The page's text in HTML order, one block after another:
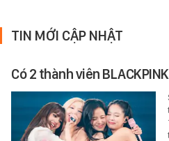
TIN MỚI CẬP NHẬT
Có 2 thành viên